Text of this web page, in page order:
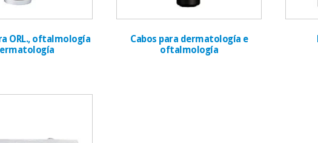
ORL., oftalmología
Cabos para dermatología e
oftalmología